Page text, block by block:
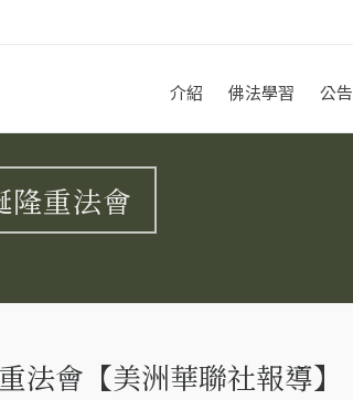
介紹 佛法學習 公告
隆重法會
法會【美洲華聯社報導】